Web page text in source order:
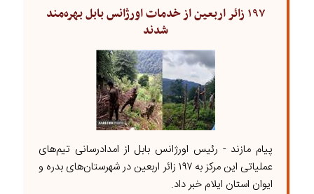
۱۹۷ زائر اربعین از خدمات اورژانس بابل بهره‌مند
شدند
پیام مازند - رئیس اورژانس بابل از امدادرسانی تیم‌های
عملیاتی این مرکز به ۱۹۷ زائر اربعین در شهرستان‌های بدره و
ایوان استان ایلام خبر داد.